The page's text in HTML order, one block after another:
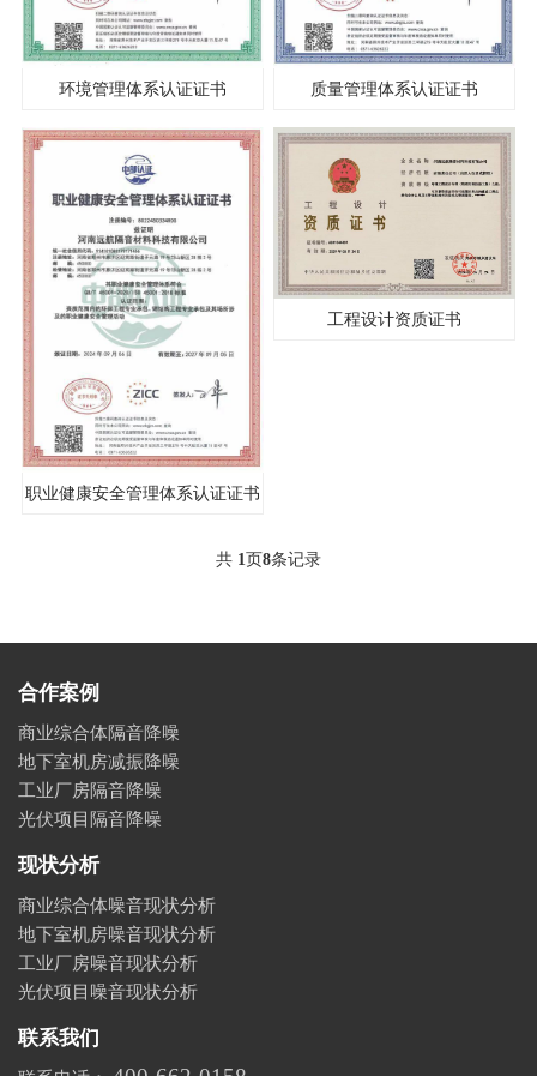
环境管理体系认证证书 质量管理体系认证证书
职业健康安全管理体系认证证书
工程设计资质证书
共 1 页8条记录
合作案例
商业综合体隔音降噪
地下室机房减振降噪
工业厂房隔音降噪
光伏项目隔音降噪
现状分析
商业综合体噪音现状分析
地下室机房噪音现状分析
工业厂房噪音现状分析
光伏项目噪音现状分析
联系我们